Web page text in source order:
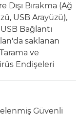
Bırakma (Ağ
USB Arayüzü),
Bağlantı
saklanan
ve
Endişeleri
Güvenli